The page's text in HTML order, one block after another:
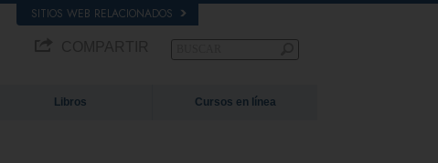
SITIOS WEB RELACIONADOS
Libros Cursos en línea